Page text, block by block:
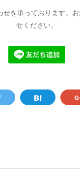
せを承っております。
せください。